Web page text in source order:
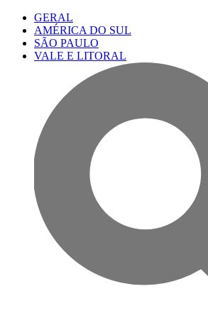
GERAL
AMÉRICA DO SUL
SÃO PAULO
VALE E LITORAL